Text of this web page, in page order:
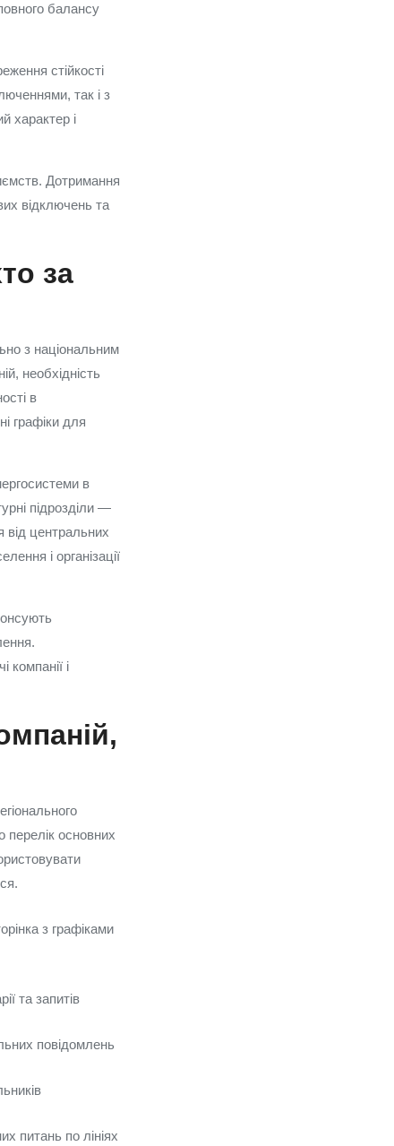
балансу
стійкості
так і з
характер і
Дотримання
відключень та
за
з національним
необхідність
в
графіки для
в
підрозділи —
від центральних
і організації
компанії і
перелік основних
з графіками
та запитів
повідомлень
питань по лініях